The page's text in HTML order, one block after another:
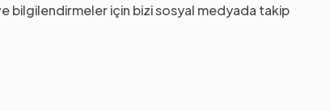
bilgilendirmeler için bizi sosyal medyada takip